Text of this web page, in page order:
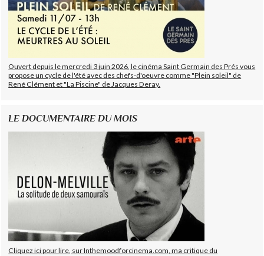
Ouvert depuis le mercredi 3 juin 2026, le cinéma Saint Germain des Prés vous
propose un cycle de l'été avec des chefs-d'oeuvre comme "Plein soleil" de
René Clément et "La Piscine" de Jacques Deray.
LE DOCUMENTAIRE DU MOIS
Cliquez ici pour lire, sur Inthemoodforcinema.com, ma critique du